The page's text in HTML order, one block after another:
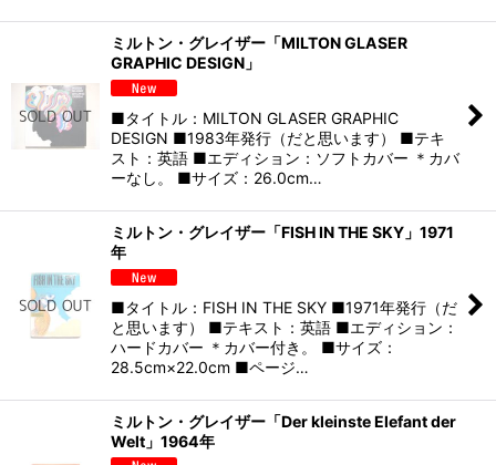
ミルトン・グレイザー「MILTON GLASER
GRAPHIC DESIGN」
■タイトル：MILTON GLASER GRAPHIC
DESIGN ■1983年発行（だと思います） ■テキ
スト：英語 ■エディション：ソフトカバー ＊カバ
ーなし。 ■サイズ：26.0cm…
ミルトン・グレイザー「FISH IN THE SKY」1971
年
■タイトル：FISH IN THE SKY ■1971年発行（だ
と思います） ■テキスト：英語 ■エディション：
ハードカバー ＊カバー付き。 ■サイズ：
28.5cm×22.0cm ■ページ…
ミルトン・グレイザー「Der kleinste Elefant der
Welt」1964年